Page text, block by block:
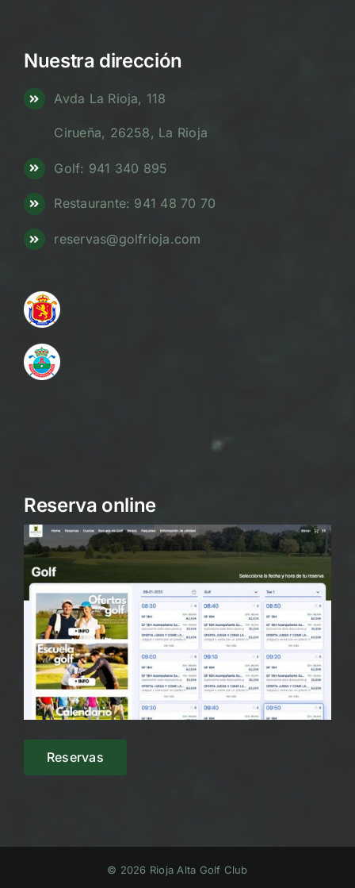
Nuestra dirección
Avda La Rioja, 118
Cirueña, 26258, La Rioja
Golf: 941 340 895
Restaurante: 941 48 70 70
reservas@golfrioja.com
Reserva online
Reservas
© 2026 Rioja Alta Golf Club